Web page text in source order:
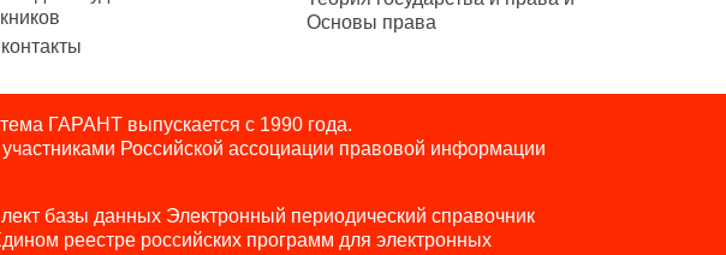
Основы права
ГАРАНТ выпускается с 1990 года.
Российской ассоциации правовой информации
базы данных Электронный периодический справочник
реестре российских программ для электронных